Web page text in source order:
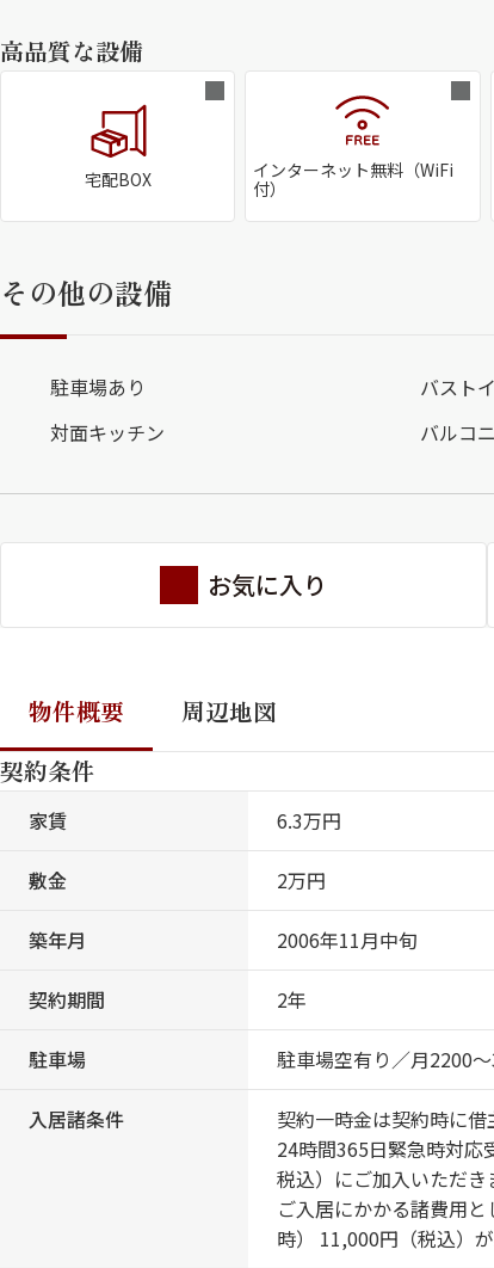
高品質な設備
宅配BOX
インターネット無料（WiFi
付）
その他の設備
駐車場あり バスト
対面キッチン
バルコ
お気に入り
物件概要
周辺地図
契約条件
家賃 6.3万円
敷金 2万円
築年月 2006年11月中旬
契約期間 2年
駐車場 駐車場空有り／月2200
入居諸条件
契約一時金は契約時に借
24時間365日緊急時対応
税込）にご加入いただき
ご入居にかかる諸費用
時） 11,000円（税込）が